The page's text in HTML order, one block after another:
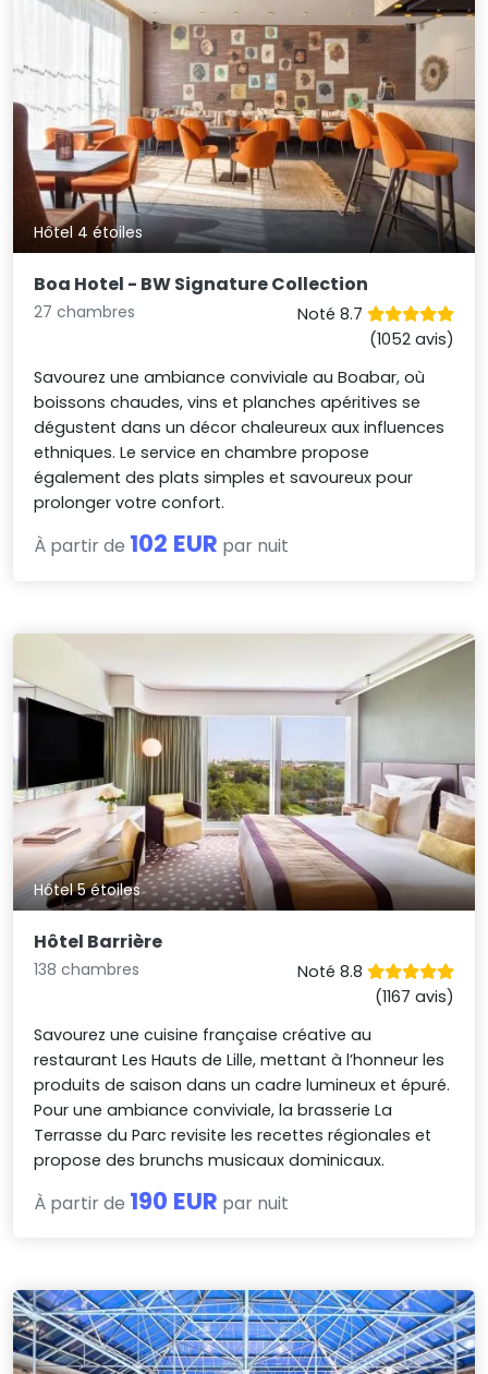
Hôtel 4 étoiles
Boa Hotel - BW Signature Collection
27 chambres
Noté 8.7
(1052 avis)
Savourez une ambiance conviviale au Boabar, où
boissons chaudes, vins et planches apéritives se
dégustent dans un décor chaleureux aux influences
ethniques. Le service en chambre propose
également des plats simples et savoureux pour
prolonger votre confort.
À partir de 102 EUR par nuit
Hôtel 5 étoiles
Hôtel Barrière
138 chambres
Noté 8.8
(1167 avis)
Savourez une cuisine française créative au
restaurant Les Hauts de Lille, mettant à l’honneur les
produits de saison dans un cadre lumineux et épuré.
Pour une ambiance conviviale, la brasserie La
Terrasse du Parc revisite les recettes régionales et
propose des brunchs musicaux dominicaux.
À partir de 190 EUR par nuit